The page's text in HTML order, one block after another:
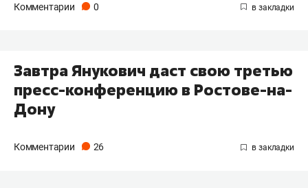
Комментарии 0
Завтра Янукович даст свою третью
пресс-конференцию в Ростове-на-
Дону
Комментарии 26